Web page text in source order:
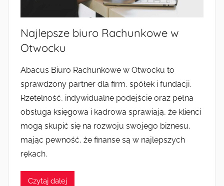
Najlepsze biuro Rachunkowe w
Otwocku
Abacus Biuro Rachunkowe w Otwocku to
sprawdzony partner dla firm, spółek i fundacji.
Rzetelność, indywidualne podejście oraz pełna
obsługa księgowa i kadrowa sprawiają, że klienci
mogą skupić się na rozwoju swojego biznesu,
mając pewność, że finanse są w najlepszych
rękach.
Czytaj dalej